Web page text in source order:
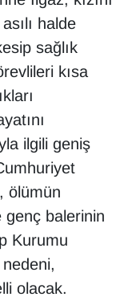
halde
sağlık
kısa
ilgili geniş
ölümün
genç balerinin
Kurumu
olacak.